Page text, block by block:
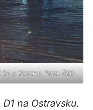
u Ostravy, Foto: ŘSD
na Ostravsku.